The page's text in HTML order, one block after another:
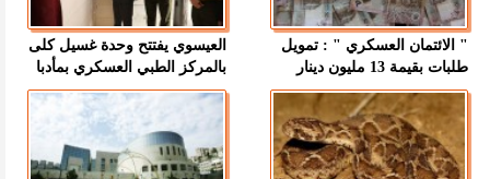
" الائتمان العسكري " : تمويل
طلبات بقيمة 13 مليون دينار
العيسوي يفتتح وحدة غسيل كلى
بالمركز الطبي العسكري بمأدبا